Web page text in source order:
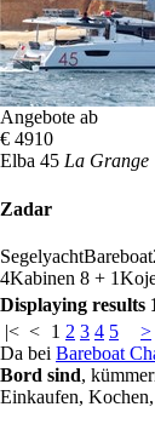
Angebote ab
€ 4910
Elba 45 La Grange
Zadar
SegelyachtBareboat
4Kabinen 8 + 1
Displaying results
|< < 1 2 3 4 5 >
Da bei Bareboat
Bord sind,
Einkaufen,